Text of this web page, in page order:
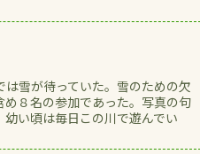
雪が待っていた。雪のための欠
８名の参加であった。写真の句
い頃は毎日この川で遊んでい